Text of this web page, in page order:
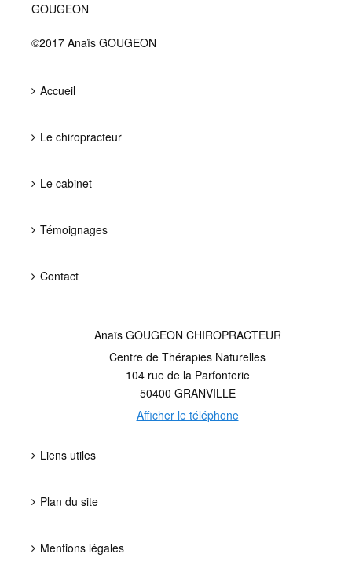
GOUGEON
©2017 Anaïs GOUGEON
Accueil
Le chiropracteur
Le cabinet
Témoignages
Contact
Anaïs GOUGEON CHIROPRACTEUR
Centre de Thérapies Naturelles
104 rue de la Parfonterie
50400 GRANVILLE
Afficher le téléphone
Liens utiles
Plan du site
Mentions légales